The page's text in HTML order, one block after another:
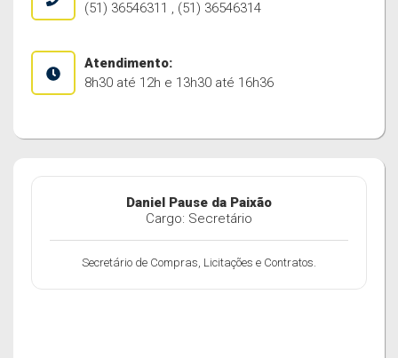
(51) 36546311 , (51) 36546314
Atendimento:
8h30 até 12h e 13h30 até 16h36
Daniel Pause da Paixão
Cargo: Secretário
Secretário de Compras, Licitações e Contratos.